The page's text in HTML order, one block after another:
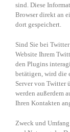
sind. Diese
Browser direkt an
dort gespeichert.
Sind Sie bei
Website Ihrem
den Plugins
betätigen, wird die
Server von Twitter
werden außerdem
Ihren Kontakten
Zweck und